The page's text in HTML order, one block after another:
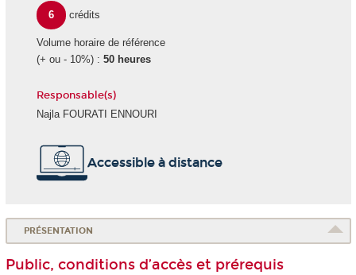
6
crédits
Volume horaire de référence
(+ ou - 10%) : 50 heures
Responsable(s)
Najla FOURATI ENNOURI
Accessible à distance
PRÉSENTATION
Public, conditions d’accès et prérequis